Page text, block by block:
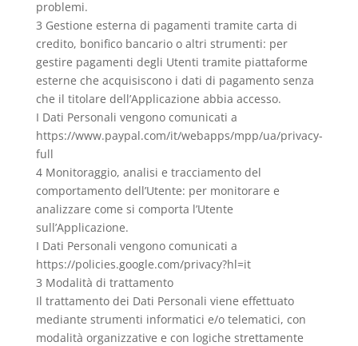
problemi.
3 Gestione esterna di pagamenti tramite carta di
credito, bonifico bancario o altri strumenti: per
gestire pagamenti degli Utenti tramite piattaforme
esterne che acquisiscono i dati di pagamento senza
che il titolare dell’Applicazione abbia accesso.
I Dati Personali vengono comunicati a
https://www.paypal.com/it/webapps/mpp/ua/privacy-
full
4 Monitoraggio, analisi e tracciamento del
comportamento dell’Utente: per monitorare e
analizzare come si comporta l’Utente
sull’Applicazione.
I Dati Personali vengono comunicati a
https://policies.google.com/privacy?hl=it
3 Modalità di trattamento
Il trattamento dei Dati Personali viene effettuato
mediante strumenti informatici e/o telematici, con
modalità organizzative e con logiche strettamente